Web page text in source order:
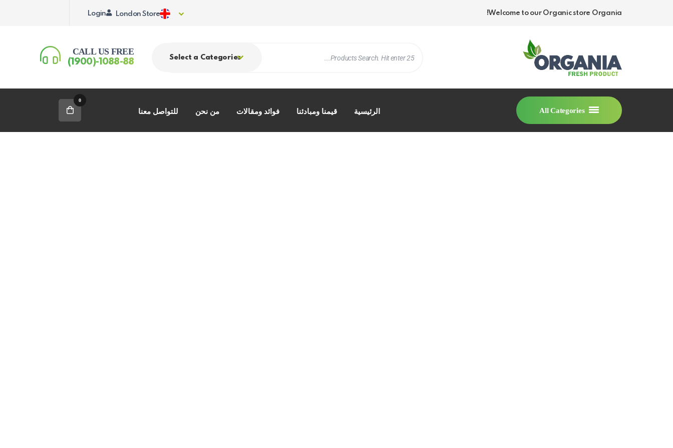
Welcome to our Organic store Organia!
London Store
Login
Select a Categories
CALL US FREE
(1900)-1088-88
All Categories الرئيسية قيمنا ومبادئنا فوائد ومقالات من نحن للتواصل معنا
0